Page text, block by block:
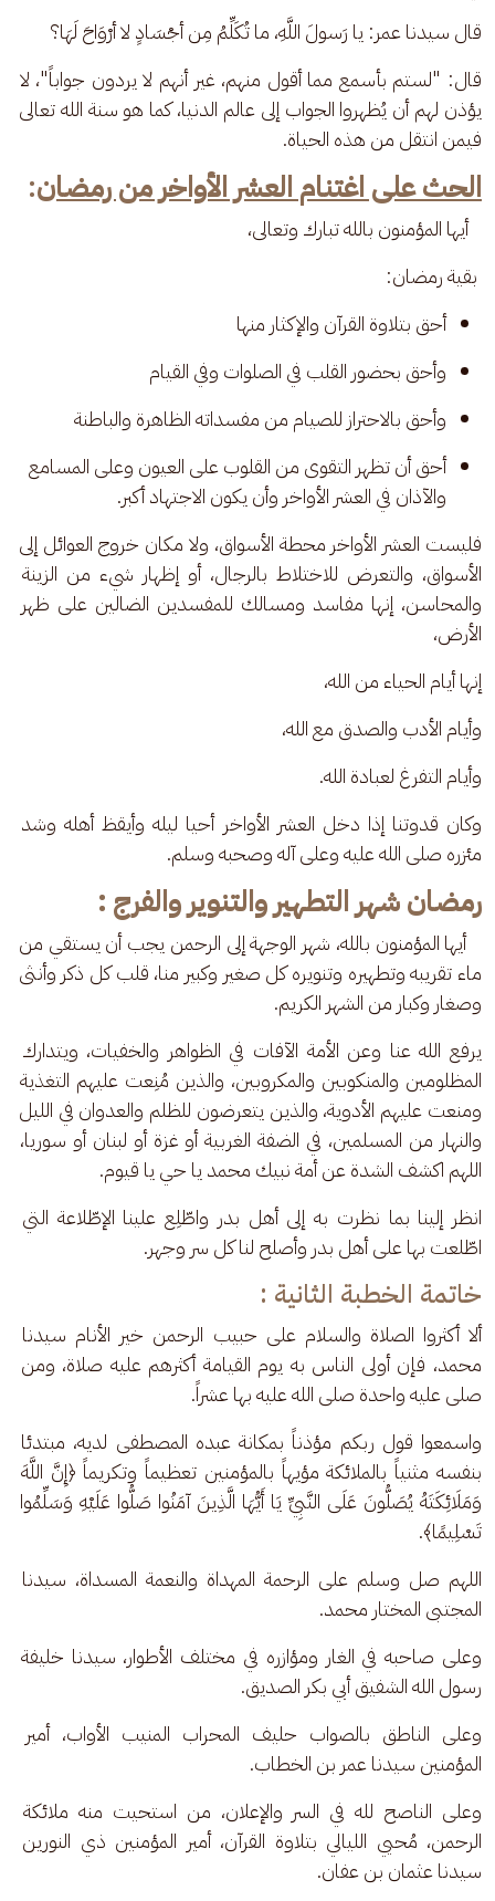
قال سيدنا عمر: يا رَسولَ اللَّهِ، ما تُكَلِّمُ مِن أجْسَادٍ لا أرْوَاحَ لَهَا؟
قال: "لستم بأسمع مما أقول منهم، غير أنهم لا يردون جواباً"، لا
يؤذن لهم أن يُظهروا الجواب إلى عالم الدنيا، كما هو سنة الله تعالى
فيمن انتقل من هذه الحياة.
الحث على اغتنام العشر الأواخر من رمضان:
أيها المؤمنون بالله تبارك وتعالى،
بقية رمضان:
أحق بتلاوة القرآن والإكثار منها
وأحق بحضور القلب في الصلوات وفي القيام
وأحق بالاحتراز للصيام من مفسداته الظاهرة والباطنة
أحق أن تظهر التقوى من القلوب على العيون وعلى المسامع
والآذان في العشر الأواخر وأن يكون الاجتهاد أكبر.
فليست العشر الأواخر محطة الأسواق، ولا مكان خروج العوائل إلى
الأسواق، والتعرض للاختلاط بالرجال، أو إظهار شيء من الزينة
والمحاسن، إنها مفاسد ومسالك للمفسدين الضالين على ظهر
الأرض،
إنها أيام الحياء من الله،
وأيام الأدب والصدق مع الله،
وأيام التفرغ لعبادة الله.
وكان قدوتنا إذا دخل العشر الأواخر أحيا ليله وأيقظ أهله وشد
مئزره صلى الله عليه وعلى آله وصحبه وسلم.
رمضان شهر التطهير والتنوير والفرج :
أيها المؤمنون بالله، شهر الوجهة إلى الرحمن يجب أن يستقي من
ماء تقريبه وتطهيره وتنويره كل صغير وكبير منا، قلب كل ذكر وأنثى
وصغار وكبار من الشهر الكريم.
يرفع الله عنا وعن الأمة الآفات في الظواهر والخفيات، ويتدارك
المظلومين والمنكوبين والمكروبين، والذين مُنِعت عليهم التغذية
ومنعت عليهم الأدوية، والذين يتعرضون للظلم والعدوان في الليل
والنهار من المسلمين، في الضفة الغربية أو غزة أو لبنان أو سوريا،
اللهم اكشف الشدة عن أمة نبيك محمد يا حي يا قيوم.
انظر إلينا بما نظرت به إلى أهل بدر واطّلِع علينا الإطّلاعة التي
اطّلعت بها على أهل بدر وأصلح لنا كل سر وجهر.
خاتمة الخطبة الثانية :
ألا أكثروا الصلاة والسلام على حبيب الرحمن خير الأنام سيدنا
محمد، فإن أولى الناس به يوم القيامة أكثرهم عليه صلاة، ومن
صلى عليه واحدة صلى الله عليه بها عشراً.
واسمعوا قول ربكم مؤذناً بمكانة عبده المصطفى لديه، مبتدئا
بنفسه مثنياً بالملائكة مؤيهاً بالمؤمنين تعظيماً وتكريماً ﴿إِنَّ اللَّهَ
وَمَلَائِكَتَهُ يُصَلُّونَ عَلَى النَّبِيِّ يَا أَيُّهَا الَّذِينَ آمَنُوا صَلُّوا عَلَيْهِ وَسَلِّمُوا
تَسْلِيمًا﴾.
اللهم صل وسلم على الرحمة المهداة والنعمة المسداة، سيدنا
المجتبى المختار محمد.
وعلى صاحبه في الغار ومؤازره في مختلف الأطوار، سيدنا خليفة
رسول الله الشفيق أبي بكر الصديق.
وعلى الناطق بالصواب حليف المحراب المنيب الأواب، أمير
المؤمنين سيدنا عمر بن الخطاب.
وعلى الناصح لله في السر والإعلان، من استحيت منه ملائكة
الرحمن، مُحيي الليالي بتلاوة القرآن، أمير المؤمنين ذي النورين
سيدنا عثمان بن عفان.